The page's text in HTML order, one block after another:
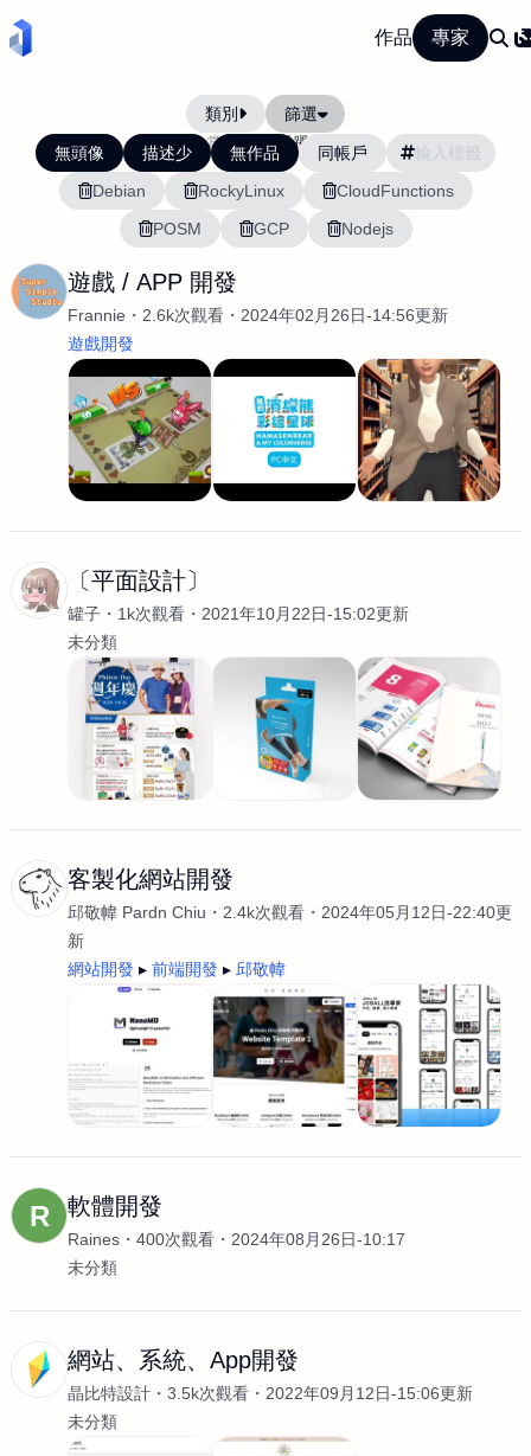
作品 專家
類別 篩選
當前排序: 活躍度
無頭像 描述少 無作品
同帳戶
Debian
RockyLinux
CloudFunctions
POSM
GCP Nodejs
遊戲 / APP 開發
Frannie 2.6k次觀看
2024年02月26日-14:56更新
遊戲開發
〔平面設計〕
罐子 1k次觀看
2021年10月22日-15:02更新
未分類
客製化網站開發
邱敬幃 Pardn Chiu 2.4k次觀看
2024年05月12日-22:40更
新
網站開發
前端開發 邱敬幃
R 軟體開發
Raines 400次觀看
2024年08月26日-10:17
未分類
網站、系統、App開發
晶比特設計 3.5k次觀看
2022年09月12日-15:06更新
未分類